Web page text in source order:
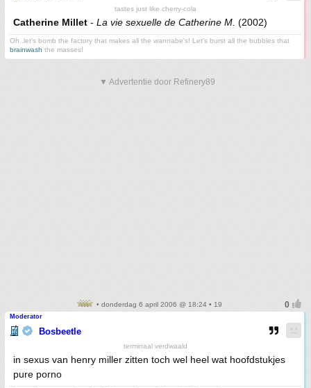
tastes just like cherry-cola
Catherine Millet - La vie sexuelle de Catherine M. (2002)
Oh..let's bomb the factory that makes all the wannabe's! Let's burst all the bubbles that
brainwash the masses!
▼ Advertentie door Refinery89
• donderdag 6 april 2006 @ 18:24 • 19
Moderator
Bosbeetle
terminaal verdwaald
in sexus van henry miller zitten toch wel heel wat hoofdstukjes
pure porno